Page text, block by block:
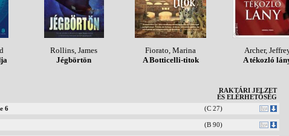
Rollins, James
Jégbörtön
Fiorato, Marina
A Botticelli-titok
Archer,
A tékozló
RAKTÁRI JELZET
ÉS ELÉRHETŐSÉG
6 (C 27)
(B 90)